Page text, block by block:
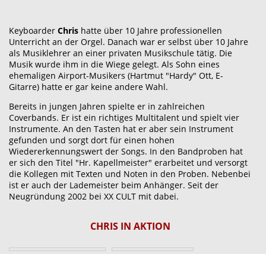
Keyboarder Chris hatte über 10 Jahre professionellen
Unterricht an der Orgel. Danach war er selbst über 10 Jahre
als Musiklehrer an einer privaten Musikschule tätig. Die
Musik wurde ihm in die Wiege gelegt. Als Sohn eines
ehemaligen Airport-Musikers (Hartmut "Hardy" Ott, E-
Gitarre) hatte er gar keine andere Wahl.
Bereits in jungen Jahren spielte er in zahlreichen
Coverbands. Er ist ein richtiges Multitalent und spielt vier
Instrumente. An den Tasten hat er aber sein Instrument
gefunden und sorgt dort für einen hohen
Wiedererkennungswert der Songs. In den Bandproben hat
er sich den Titel "Hr. Kapellmeister" erarbeitet und versorgt
die Kollegen mit Texten und Noten in den Proben. Nebenbei
ist er auch der Lademeister beim Anhänger. Seit der
Neugründung 2002 bei XX CULT mit dabei.
CHRIS IN AKTION